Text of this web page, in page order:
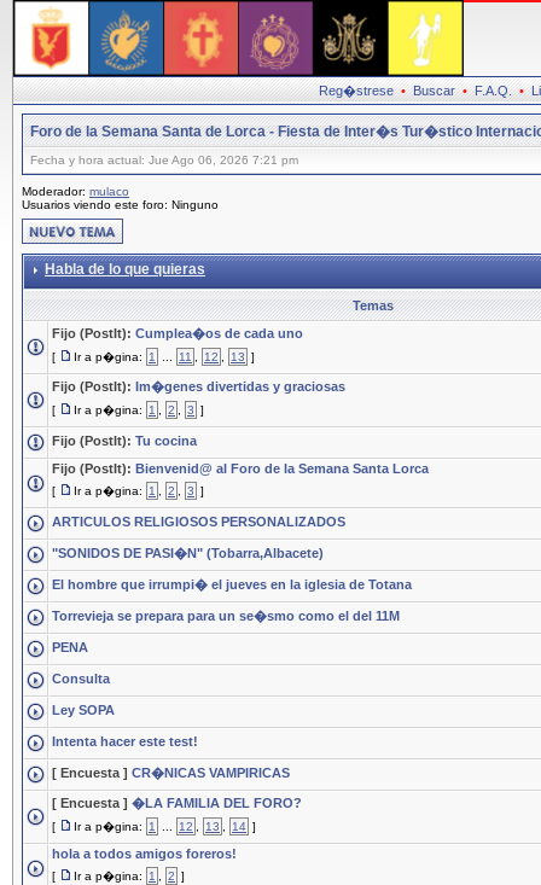
Reg�strese • Buscar • F.A.Q. •
Foro de la Semana Santa de Lorca - Fiesta de Inter�s Tur�stico
Fecha y hora actual: Jue Ago 06, 2026 7:21 pm
Moderador: mulaco
Usuarios viendo este foro: Ninguno
Habla de lo que quieras
Temas
Fijo (PostIt): Cumplea�os de cada uno
[ Ir a p�gina: 1 11 12 13 ]
Fijo (PostIt): Im�genes divertidas y graciosas
[ Ir a p�gina: 1 2 3 ]
Fijo (PostIt): Tu cocina
Fijo (PostIt): Bienvenid@ al Foro de la Semana Santa Lorca
[ Ir a p�gina: 1 2 3 ]
ARTICULOS RELIGIOSOS PERSONALIZADOS
"SONIDOS DE PASI�N" (Tobarra,Albacete)
El hombre que irrumpi� el jueves en la iglesia de Totana
Torrevieja se prepara para un se�smo como el del 11M
PENA
Consulta
Ley SOPA
Intenta hacer este test!
[ Encuesta ] CR�NICAS VAMPIRICAS
[ Encuesta ] �LA FAMILIA DEL FORO?
[ Ir a p�gina: 1 12 13 14 ]
hola a todos amigos foreros!
[ Ir a p�gina: 1 2 ]